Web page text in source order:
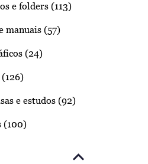
e folders (113)
manuais (57)
(24)
e estudos (92)
(100)